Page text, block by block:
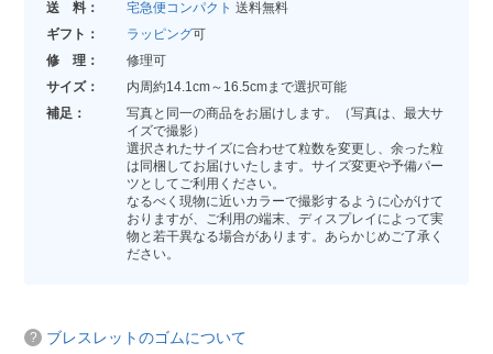
送 料：
宅急便コンパクト 送料無料
ギフト：
ラッピング可
修 理：
修理可
サイズ：
内周約14.1cm～16.5cmまで選択可能
補足：
写真と同一の商品をお届けします。（写真は、最大サ
イズで撮影）
選択されたサイズに合わせて粒数を変更し、余った粒
は同梱してお届けいたします。サイズ変更や予備パー
ツとしてご利用ください。
なるべく現物に近いカラーで撮影するように心がけて
おりますが、ご利用の端末、ディスプレイによって実
物と若干異なる場合があります。あらかじめご了承く
ださい。
ブレスレットのゴムについて